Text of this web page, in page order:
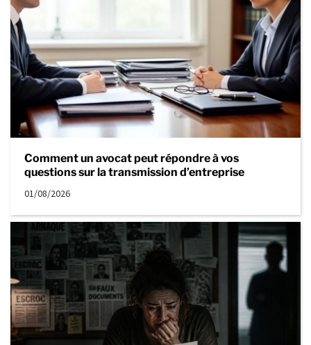
Comment un avocat peut répondre à vos
questions sur la transmission d’entreprise
01/08/2026